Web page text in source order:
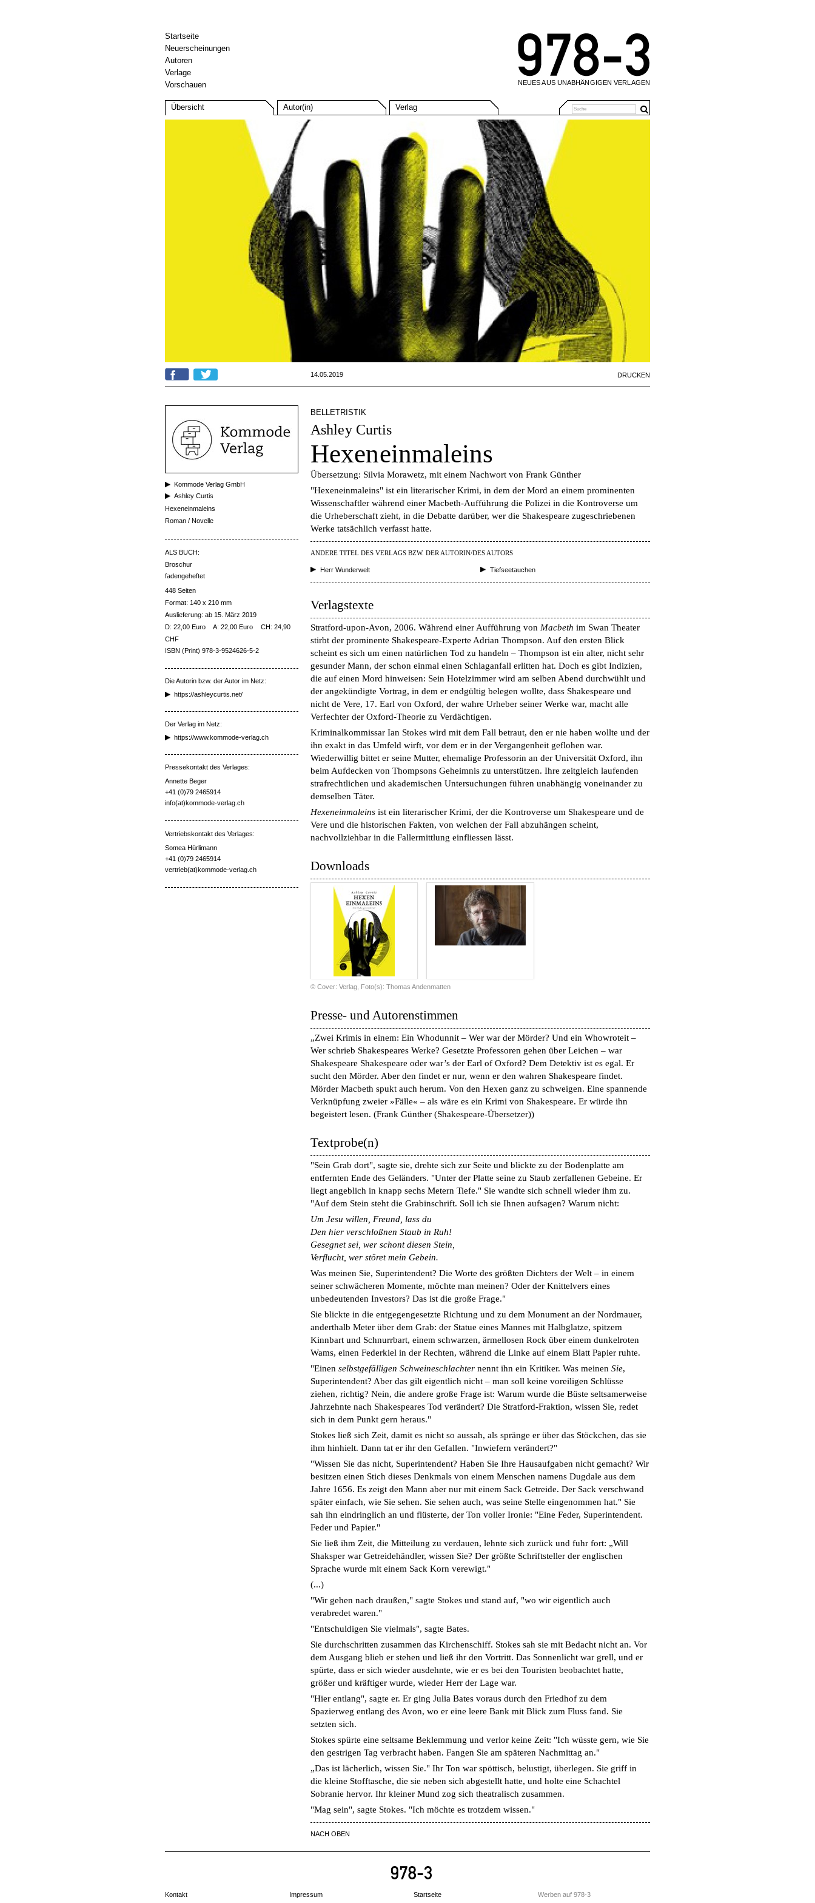
Startseite
Neuerscheinungen
Autoren
Verlage
Vorschauen
NEUES AUS UNABHÄNGIGEN VERLAGEN
Übersicht Autor(in) Verlag
14.05.2019 Artikelaktionen
DRUCKEN
BELLETRISTIK
Ashley Curtis
Hexeneinmaleins
Übersetzung: Silvia Morawetz, mit einem Nachwort von Frank Günther
"Hexeneinmaleins" ist ein literarischer Krimi, in dem der Mord an einem prominenten
Wissenschaftler während einer Macbeth-Aufführung die Polizei in die Kontroverse um
die Urheberschaft zieht, in die Debatte darüber, wer die Shakespeare zugeschriebenen
Werke tatsächlich verfasst hatte.
ANDERE TITEL DES VERLAGS BZW. DER AUTORIN/DES AUTORS
Herr Wunderwelt Tiefseetauchen
Verlagstexte
Stratford-upon-Avon, 2006. Während einer Aufführung von Macbeth im Swan Theater
stirbt der prominente Shakespeare-Experte Adrian Thompson. Auf den ersten Blick
scheint es sich um einen natürlichen Tod zu handeln – Thompson ist ein alter, nicht sehr
gesunder Mann, der schon einmal einen Schlaganfall erlitten hat. Doch es gibt Indizien,
die auf einen Mord hinweisen: Sein Hotelzimmer wird am selben Abend durchwühlt und
der angekündigte Vortrag, in dem er endgültig belegen wollte, dass Shakespeare und
nicht de Vere, 17. Earl von Oxford, der wahre Urheber seiner Werke war, macht alle
Verfechter der Oxford-Theorie zu Verdächtigen.
Kriminalkommissar Ian Stokes wird mit dem Fall betraut, den er nie haben wollte und der
ihn exakt in das Umfeld wirft, vor dem er in der Vergangenheit geflohen war.
Wiederwillig bittet er seine Mutter, ehemalige Professorin an der Universität Oxford, ihn
beim Aufdecken von Thompsons Geheimnis zu unterstützen. Ihre zeitgleich laufenden
strafrechtlichen und akademischen Untersuchungen führen unabhängig voneinander zu
demselben Täter.
Hexeneinmaleins ist ein literarischer Krimi, der die Kontroverse um Shakespeare und de
Vere und die historischen Fakten, von welchen der Fall abzuhängen scheint,
nachvollziehbar in die Fallermittlung einfliessen lässt.
Downloads
© Cover: Verlag, Foto(s): Thomas Andenmatten
Presse- und Autorenstimmen
„Zwei Krimis in einem: Ein Whodunnit – Wer war der Mörder? Und ein Whowroteit –
Wer schrieb Shakespeares Werke? Gesetzte Professoren gehen über Leichen – war
Shakespeare Shakespeare oder war’s der Earl of Oxford? Dem Detektiv ist es egal. Er
sucht den Mörder. Aber den findet er nur, wenn er den wahren Shakespeare findet.
Mörder Macbeth spukt auch herum. Von den Hexen ganz zu schweigen. Eine spannende
Verknüpfung zweier »Fälle« – als wäre es ein Krimi von Shakespeare. Er würde ihn
begeistert lesen. (Frank Günther (Shakespeare-Übersetzer))
Textprobe(n)
"Sein Grab dort", sagte sie, drehte sich zur Seite und blickte zu der Bodenplatte am
entfernten Ende des Geländers. "Unter der Platte seine zu Staub zerfallenen Gebeine. Er
liegt angeblich in knapp sechs Metern Tiefe." Sie wandte sich schnell wieder ihm zu.
"Auf dem Stein steht die Grabinschrift. Soll ich sie Ihnen aufsagen? Warum nicht:
Um Jesu willen, Freund, lass du
Den hier verschloßnen Staub in Ruh!
Gesegnet sei, wer schont diesen Stein,
Verflucht, wer störet mein Gebein.
Was meinen Sie, Superintendent? Die Worte des größten Dichters der Welt – in einem
seiner schwächeren Momente, möchte man meinen? Oder der Knittelvers eines
unbedeutenden Investors? Das ist die große Frage."
Sie blickte in die entgegengesetzte Richtung und zu dem Monument an der Nordmauer,
anderthalb Meter über dem Grab: der Statue eines Mannes mit Halbglatze, spitzem
Kinnbart und Schnurrbart, einem schwarzen, ärmellosen Rock über einem dunkelroten
Wams, einen Federkiel in der Rechten, während die Linke auf einem Blatt Papier ruhte.
"Einen selbstgefälligen Schweineschlachter nennt ihn ein Kritiker. Was meinen Sie,
Superintendent? Aber das gilt eigentlich nicht – man soll keine voreiligen Schlüsse
ziehen, richtig? Nein, die andere große Frage ist: Warum wurde die Büste seltsamerweise
Jahrzehnte nach Shakespeares Tod verändert? Die Stratford-Fraktion, wissen Sie, redet
sich in dem Punkt gern heraus."
Stokes ließ sich Zeit, damit es nicht so aussah, als spränge er über das Stöckchen, das sie
ihm hinhielt. Dann tat er ihr den Gefallen. "Inwiefern verändert?"
"Wissen Sie das nicht, Superintendent? Haben Sie Ihre Hausaufgaben nicht gemacht? Wir
besitzen einen Stich dieses Denkmals von einem Menschen namens Dugdale aus dem
Jahre 1656. Es zeigt den Mann aber nur mit einem Sack Getreide. Der Sack verschwand
später einfach, wie Sie sehen. Sie sehen auch, was seine Stelle eingenommen hat." Sie
sah ihn eindringlich an und flüsterte, der Ton voller Ironie: "Eine Feder, Superintendent.
Feder und Papier."
Sie ließ ihm Zeit, die Mitteilung zu verdauen, lehnte sich zurück und fuhr fort: „Will
Shaksper war Getreidehändler, wissen Sie? Der größte Schriftsteller der englischen
Sprache wurde mit einem Sack Korn verewigt."
(...)
"Wir gehen nach draußen," sagte Stokes und stand auf, "wo wir eigentlich auch
verabredet waren."
"Entschuldigen Sie vielmals", sagte Bates.
Sie durchschritten zusammen das Kirchenschiff. Stokes sah sie mit Bedacht nicht an. Vor
dem Ausgang blieb er stehen und ließ ihr den Vortritt. Das Sonnenlicht war grell, und er
spürte, dass er sich wieder ausdehnte, wie er es bei den Touristen beobachtet hatte,
größer und kräftiger wurde, wieder Herr der Lage war.
"Hier entlang", sagte er. Er ging Julia Bates voraus durch den Friedhof zu dem
Spazierweg entlang des Avon, wo er eine leere Bank mit Blick zum Fluss fand. Sie
setzten sich.
Stokes spürte eine seltsame Beklemmung und verlor keine Zeit: "Ich wüsste gern, wie Sie
den gestrigen Tag verbracht haben. Fangen Sie am späteren Nachmittag an."
„Das ist lächerlich, wissen Sie." Ihr Ton war spöttisch, belustigt, überlegen. Sie griff in
die kleine Stofftasche, die sie neben sich abgestellt hatte, und holte eine Schachtel
Sobranie hervor. Ihr kleiner Mund zog sich theatralisch zusammen.
"Mag sein", sagte Stokes. "Ich möchte es trotzdem wissen."
NACH OBEN
Kommode Verlag GmbH
Ashley Curtis
Hexeneinmaleins
Roman / Novelle
ALS BUCH:
Broschur
fadengeheftet
448 Seiten
Format: 140 x 210 mm
Auslieferung: ab 15. März 2019
D: 22,00 Euro
A: 22,00 Euro
CH: 24,90
CHF
ISBN (Print) 978-3-9524626-5-2
Die Autorin bzw. der Autor im Netz:
https://ashleycurtis.net/
Der Verlag im Netz:
https://www.kommode-verlag.ch
Pressekontakt des Verlages:
Annette Beger
+41 (0)79 2465914
info(at)kommode-verlag.ch
Vertriebskontakt des Verlages:
Somea Hürlimann
+41 (0)79 2465914
vertrieb(at)kommode-verlag.ch
Kontakt Impressum Startseite Werben auf 978-3